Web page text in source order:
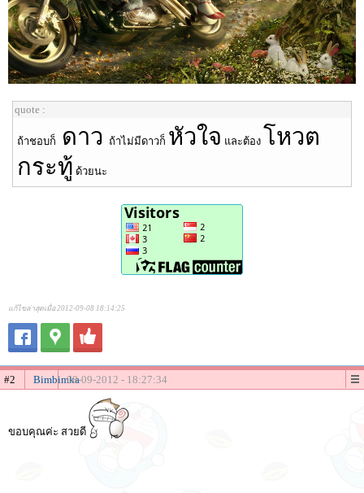
quote :
ถ้าชอบก็ ดาว ถ้าไม่มีดาวก็ หัวใจ และต้อง โหวต
กระทู้ ด้วยนะ
แก้ไขล่าสุดเมื่อ 2012-09-08 18:14:25
#2 Bimbimka08-09-2012 - 18:27:34
ขอบคุณค่ะ สวยดี